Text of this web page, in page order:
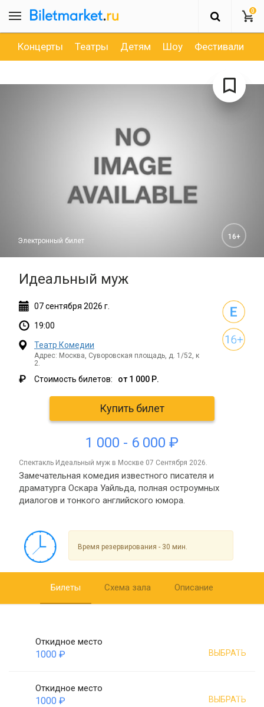
0
Концерты Театры Детям Шоу Фестивали
Идеальный муж
Электронный билет 16+
07сентября 2026 г.
19:00
Театр Комедии
Адрес: Москва, Суворовская площадь, д. 1/52, к
2.
₽ Стоимость билетов: от 1 000 Р.
Купить билет
1 000 - 6 000 ₽
спектакль Идеальный муж в Москве 07 Сентября 2026.
Замечательная комедия известного писателя и
драматурга Оскара Уайльда, полная остроумных
диалогов и тонкого английского юмора.
Время резервирования - 30 мин.
Билеты Схема зала Описание
Откидное место
1000 ₽ ВЫБРАТЬ
Откидное место
1000 ₽ ВЫБРАТЬ